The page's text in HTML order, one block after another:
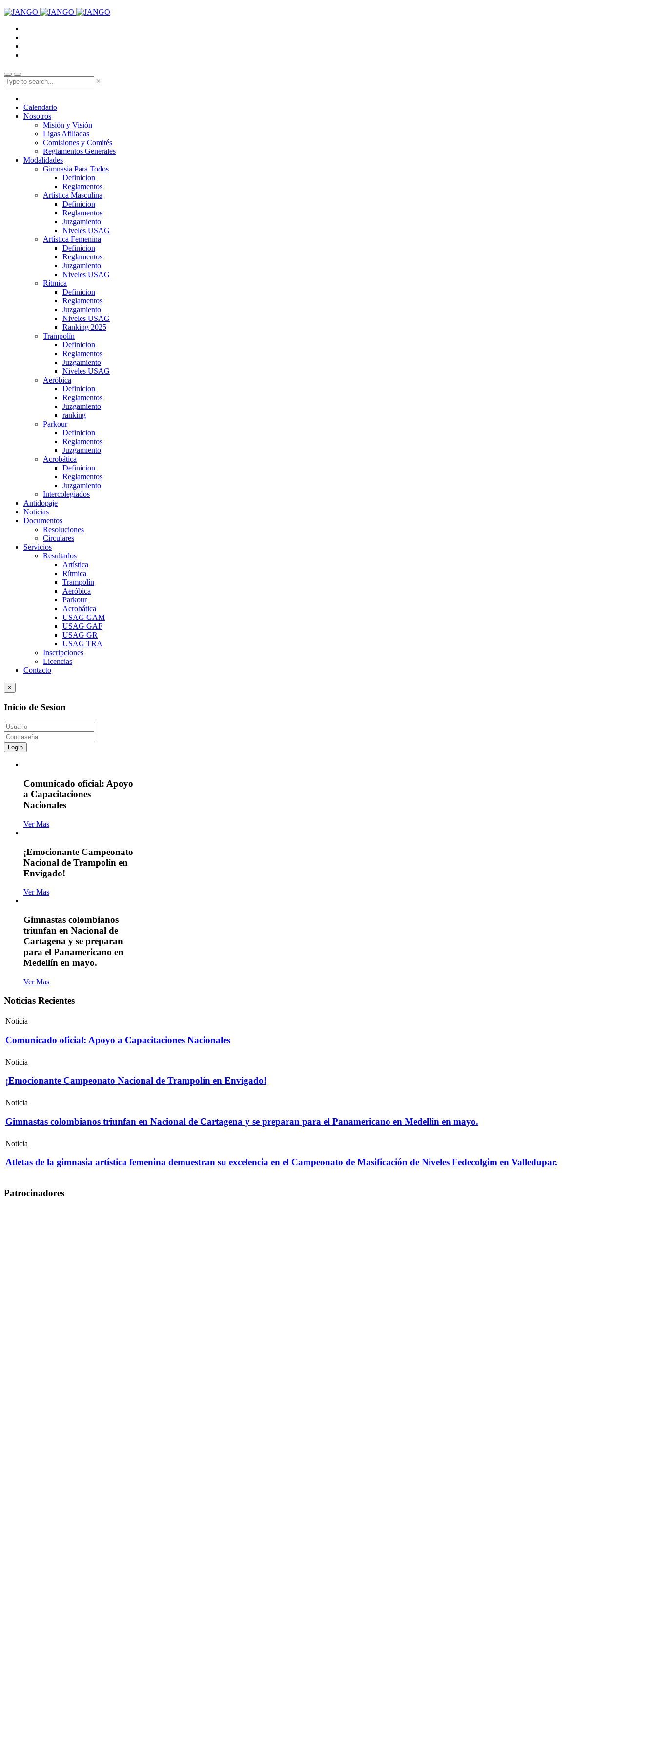
×
Calendario
Nosotros
Misión y Visión
Ligas Afiliadas
Comisiones y Comités
Reglamentos Generales
Modalidades
Gimnasia Para Todos
Definicion
Reglamentos
Artística Masculina
Definicion
Reglamentos
Juzgamiento
Niveles USAG
Artística Femenina
Definicion
Reglamentos
Juzgamiento
Niveles USAG
Rítmica
Definicion
Reglamentos
Juzgamiento
Niveles USAG
Ranking 2025
Trampolín
Definicion
Reglamentos
Juzgamiento
Niveles USAG
Aeróbica
Definicion
Reglamentos
Juzgamiento
ranking
Parkour
Definicion
Reglamentos
Juzgamiento
Acrobática
Definicion
Reglamentos
Juzgamiento
Intercolegiados
Antidopaje
Noticias
Documentos
Resoluciones
Circulares
Servicios
Resultados
Artística
Rítmica
Trampolín
Aeróbica
Parkour
Acrobática
USAG GAM
USAG GAF
USAG GR
USAG TRA
Inscripciones
Licencias
Contacto
×
Inicio de Sesion
Login
Comunicado oficial: Apoyo
a Capacitaciones
Nacionales
Ver Mas
¡Emocionante Campeonato
Nacional de Trampolín en
Envigado!
Ver Mas
Gimnastas colombianos
triunfan en Nacional de
Cartagena y se preparan
para el Panamericano en
Medellín en mayo.
Ver Mas
Noticias Recientes
Noticia
Comunicado oficial: Apoyo a Capacitaciones Nacionales
Noticia
¡Emocionante Campeonato Nacional de Trampolín en Envigado!
Noticia
Gimnastas colombianos triunfan en Nacional de Cartagena y se preparan para el Panamericano en Medellín en mayo.
Noticia
Atletas de la gimnasia artística femenina demuestran su excelencia en el Campeonato de Masificación de Niveles Fedecolgim en Valledupar.
Patrocinadores